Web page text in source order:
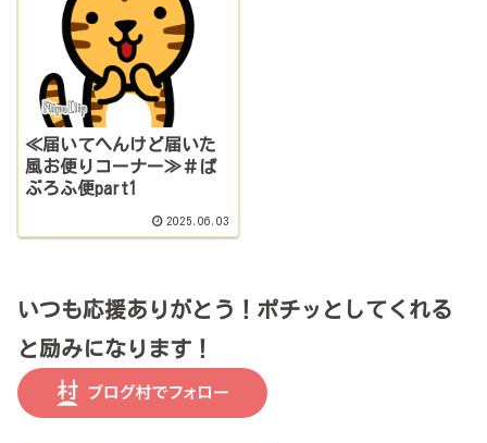
≪届いてへんけど届いた
風お便りコーナー≫＃ぱ
ぶろふ便part1
2025.06.03
いつも応援ありがとう！ポチッとしてくれる
と励みになります！